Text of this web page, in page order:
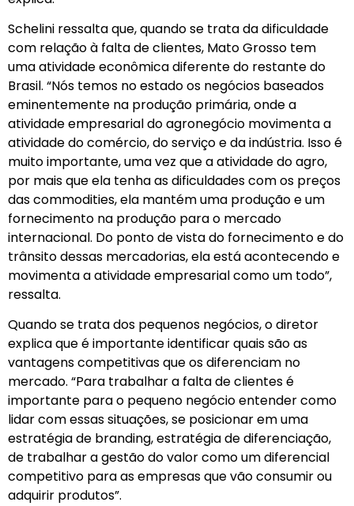
Schelini ressalta que, quando se trata da dificuldade
com relação à falta de clientes, Mato Grosso tem
uma atividade econômica diferente do restante do
Brasil. “Nós temos no estado os negócios baseados
eminentemente na produção primária, onde a
atividade empresarial do agronegócio movimenta a
atividade do comércio, do serviço e da indústria. Isso é
muito importante, uma vez que a atividade do agro,
por mais que ela tenha as dificuldades com os preços
das commodities, ela mantém uma produção e um
fornecimento na produção para o mercado
internacional. Do ponto de vista do fornecimento e do
trânsito dessas mercadorias, ela está acontecendo e
movimenta a atividade empresarial como um todo”,
ressalta.
Quando se trata dos pequenos negócios, o diretor
explica que é importante identificar quais são as
vantagens competitivas que os diferenciam no
mercado. “Para trabalhar a falta de clientes é
importante para o pequeno negócio entender como
lidar com essas situações, se posicionar em uma
estratégia de branding, estratégia de diferenciação,
de trabalhar a gestão do valor como um diferencial
competitivo para as empresas que vão consumir ou
adquirir produtos”.